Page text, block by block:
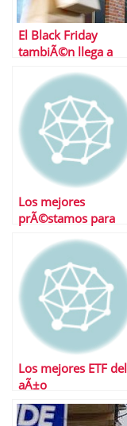
El Black Friday
tambiÃ©n llega a
Los mejores
prÃ©stamos para
Los mejores ETF del
aÃ±o